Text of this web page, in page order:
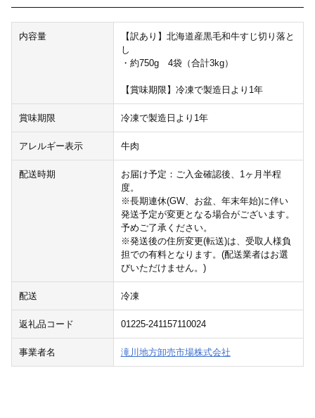
内容量
【訳あり】北海道産黒毛和牛すじ切り落と
し
・約750g 4袋（合計3kg）
【賞味期限】冷凍で製造日より1年
賞味期限 冷凍で製造日より1年
アレルギー表示 牛肉
配送時期
お届け予定：ご入金確認後、1ヶ月半程
度。
※長期連休(GW、お盆、年末年始)に伴い
発送予定が変更となる場合がございます。
予めご了承ください。
※発送後の住所変更(転送)は、受取人様負
担での有料となります。(配送業者はお選
びいただけません。)
配送 冷凍
返礼品コード 01225-241157110024
事業者名 滝川地方卸売市場株式会社